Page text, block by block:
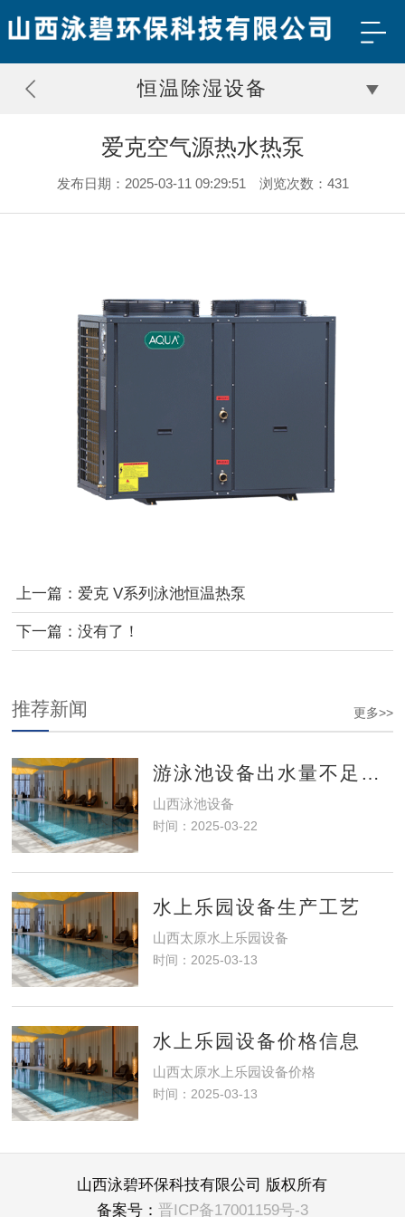
恒温除湿设备
爱克空气源热水热泵
发布日期：2025-03-11 09:29:51 浏览次数：431
上一篇： 爱克 V系列泳池恒温热泵
下一篇：没有了！
更多>>
推荐新闻
山西泳池设备​
时间：2025-03-22
水上乐园设备生产工艺
山西太原水上乐园设备
时间：2025-03-13
水上乐园设备价格信息
山西太原水上乐园设备价格
时间：2025-03-13
山西泳碧环保科技有限公司 版权所有
备案号： 晋ICP备17001159号-3